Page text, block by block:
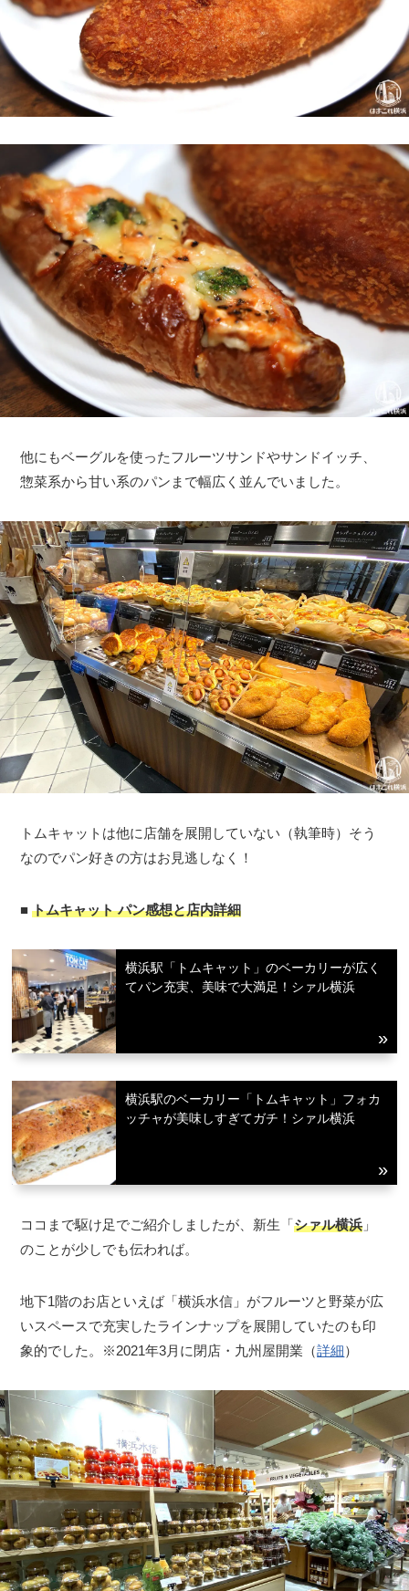
他にもベーグルを使ったフルーツサンドやサンドイッチ、
惣菜系から甘い系のパンまで幅広く並んでいました。
トムキャットは他に店舗を展開していない（執筆時）そう
なのでパン好きの方はお見逃しなく！
■トムキャット パン感想と店内詳細
横浜駅「トムキャット」のベーカリーが広く
てパン充実、美味で大満足！シァル横浜
横浜駅のベーカリー「トムキャット」フォカ
ッチャが美味しすぎてガチ！シァル横浜
ココまで駆け足でご紹介しましたが、新生「シァル横浜 」
のことが少しでも伝われば。
地下1階のお店といえば「横浜水信」がフルーツと野菜が広
いスペースで充実したラインナップを展開していたのも印
象的でした。※2021年3月に閉店・九州屋開業（詳細）